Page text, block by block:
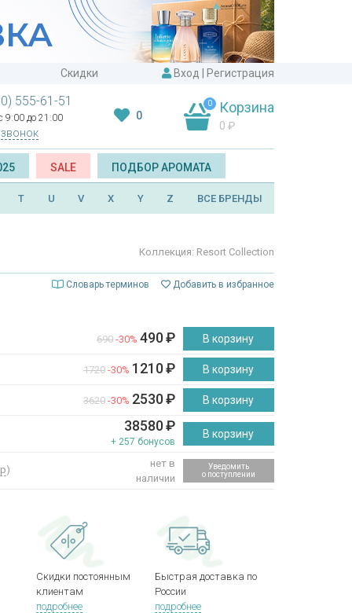
Скидки Вход Регистрация
555-61-51
9:00 до 21:00 0
0 Корзина
0 ₽
SALE ПОДБОР АРОМАТА
T U V X Y Z ВСЕ БРЕНДЫ
Коллекция: Resort Collection
Словарь терминов Добавить в избранное
690 -30% 490₽ В корзину
1720 -30% 1210₽ В корзину
3620 -30% 2530₽ В корзину
38580₽
+ 257 бонусов
В корзину
)
нет в
наличии
Уведомить
о поступлении
Скидки постоянным
клиентам
подробнее
Быстрая доставка по
России
подробнее